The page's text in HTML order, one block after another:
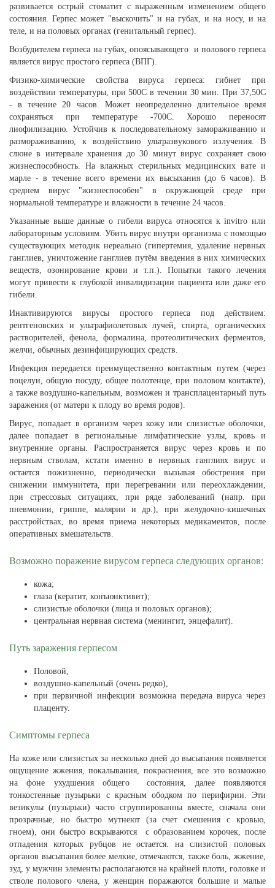
развивается острый стоматит с выраженным изменением общего
состояния. Герпес может "выскочить" и на губах, и на носу, и на
теле, и на половых органах (генитальный герпес).
Возбудителем герпеса на губах, опоясывающего и полового герпеса
является вирус простого герпеса (ВПГ).
Физико-химические свойства вируса герпеса: гибнет при
воздействии температуры, при 500C в течении 30 мин. При 37,50C
- в течение 20 часов. Может неопределенно длительное время
сохраняться при температуре -700C. Хорошо переносят
лиофилизацию. Устойчив к последовательному замораживанию и
размораживанию, к воздействию ультразвукового излучения. В
слюне в интервале хранения до 30 минут вирус сохраняет свою
жизнеспособность. На влажных стерильных медицинских вате и
марле - в течение всего времени их высыхания (до 6 часов). В
среднем вирус "жизнеспособен" в окружающей среде при
нормальной температуре и влажности в течение 24 часов.
Указанные выше данные о гибели вируса относятся к invitro или
лабораторным условиям. Убить вирус внутри организма с помощью
существующих методик нереально (гипертемия, удаление нервных
ганглиев, уничтожение ганглиев путём введения в них химических
веществ, озонирование крови и т.п.). Попытки такого лечения
могут привести к глубокой инвалидизации пациента или даже его
гибели.
Инактивируются вирусы простого герпеса под действием:
рентгеновских и ультрафиолетовых лучей, спирта, органических
растворителей, фенола, формалина, протеолитических ферментов,
желчи, обычных дезинфицирующих средств.
Инфекция передается преимущественно контактным путем (через
поцелуи, общую посуду, общее полотенце, при половом контакте),
а также воздушно-капельным, возможен и трансплацентарный путь
заражения (от матери к плоду во время родов).
Вирус, попадает в организм через кожу или слизистые оболочки,
далее попадает в региональные лимфатические узлы, кровь и
внутренние органы. Распространяется вирус через кровь и по
нервным стволам, кстати именно в нервных ганглиях вирус и
остается пожизненно, периодически вызывая обострения при
снижении иммунитета, при перегревании или переохлаждении,
при стрессовых ситуациях, при ряде заболеваний (напр. при
пневмонии, гриппе, малярии и др.), при желудочно-кишечных
расстройствах, во время приема некоторых медикаментов, после
оперативных вмешательств.
Возможно поражение вирусом герпеса следующих органов:
кожа;
глаза (кератит, конъюнктивит);
слизистые оболочки (лица и половых органов);
центральная нервная система (менингит, энцефалит).
Путь заражения герпесом
Половой,
воздушно-капельный (очень редко),
при первичной инфекции возможна передача вируса через
плаценту.
Симптомы герпеса
На коже или слизистых за несколько дней до высыпания появляется
ощущение жжения, покалывания, покраснения, все это возможно
на фоне ухудшения общего состояния, далее появляются
тонкостенные пузырьки с красным ободком по перифирии. Эти
везикулы (пузырьки) часто сгруппированны вместе, сначала они
прозрачные, но быстро мутнеют (за счет смешения с кровью,
гноем), они быстро вскрываются с образованием корочек, после
отпадения которых рубцов не остается. на слизистой половых
органов высыпания более мелкие, отмечаются, также боль, жжение,
зуд, у мужчин элементы располагаются на крайней плоти, головке и
стволе полового члена, у женщин поражаются большие и малые